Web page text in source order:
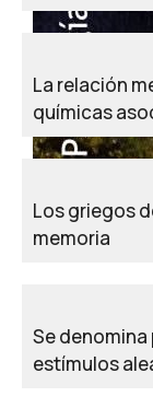
Las
Dunning-
La relación
químicas
Los griegos
memoria
Se
estímulos